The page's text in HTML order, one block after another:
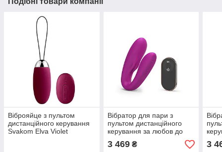
Віброяйце з пультом
дистанційного керування
Svakom Elva Violet
Вібратор для пари з
пультом дистанційного
керування за любов до
любові - солодка орхідея
3 469₴ 3